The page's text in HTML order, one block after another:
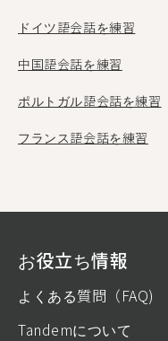
ドイツ語会話を練習
中国語会話を練習
ポルトガル語会話を練習
フランス語会話を練習
お役立ち情報
よくある質問（FAQ)
Tandemについて